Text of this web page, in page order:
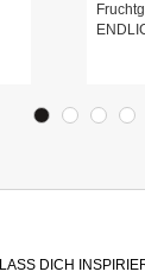
LASS DICH